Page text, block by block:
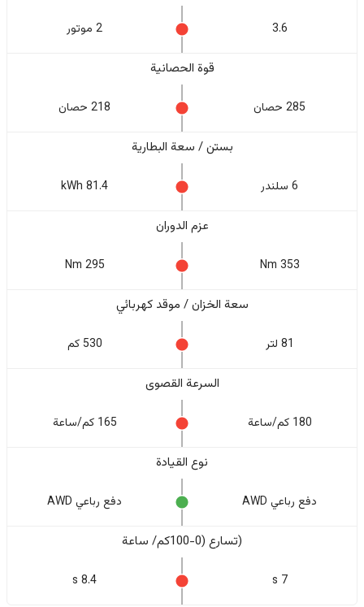
3.6 2 موتور
قوة الحصانية
285 حصان 218 حصان
بستن / سعة البطارية
6 سلندر 81.4 kWh
عزم الدوران
353 Nm
295 Nm
سعة الخزان / موقد كهربائي
81 لتر 530 كم
السرعة القصوى
180 كم/ساعة 165 كم/ساعة
نوع القيادة
دفع رباعي AWD دفع رباعي AWD
(تسارع (0-100كم/ ساعة
7 s
8.4 s